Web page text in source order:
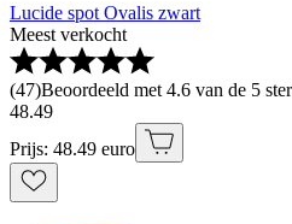
Lucide spot Ovalis zwart
Meest verkocht
(47)Beoordeeld met 4.6 van de 5
48.49
Prijs: 48.49 euro